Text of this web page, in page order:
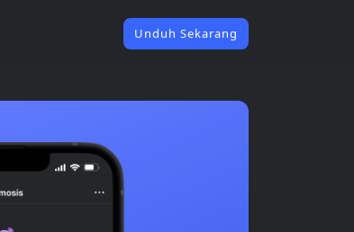
Unduh Sekarang